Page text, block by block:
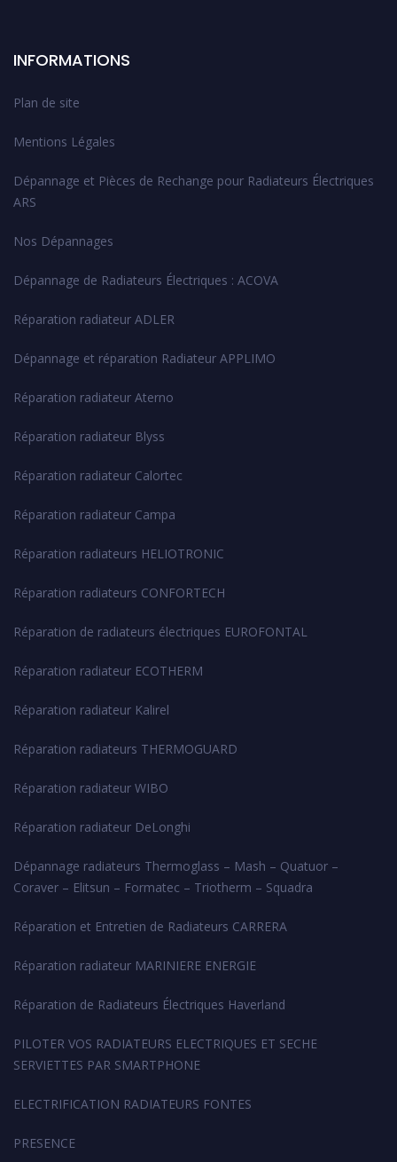
INFORMATIONS
Plan de site
Mentions Légales
Dépannage et Pièces de Rechange pour Radiateurs Électriques
ARS
Nos Dépannages
Dépannage de Radiateurs Électriques : ACOVA
Réparation radiateur ADLER
Dépannage et réparation Radiateur APPLIMO
Réparation radiateur Aterno
Réparation radiateur Blyss
Réparation radiateur Calortec
Réparation radiateur Campa
Réparation radiateurs HELIOTRONIC
Réparation radiateurs CONFORTECH
Réparation de radiateurs électriques EUROFONTAL
Réparation radiateur ECOTHERM
Réparation radiateur Kalirel
Réparation radiateurs THERMOGUARD
Réparation radiateur WIBO
Réparation radiateur DeLonghi
Dépannage radiateurs Thermoglass – Mash – Quatuor –
Coraver – Elitsun – Formatec – Triotherm – Squadra
Réparation et Entretien de Radiateurs CARRERA
Réparation radiateur MARINIERE ENERGIE
Réparation de Radiateurs Électriques Haverland
PILOTER VOS RADIATEURS ELECTRIQUES ET SECHE
SERVIETTES PAR SMARTPHONE
ELECTRIFICATION RADIATEURS FONTES
PRESENCE